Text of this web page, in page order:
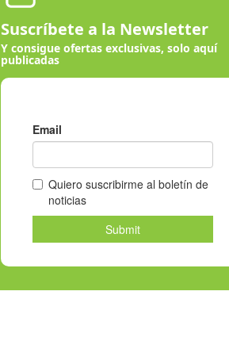
Suscríbete a la Newsletter
Y consigue ofertas exclusivas, solo aquí
publicadas